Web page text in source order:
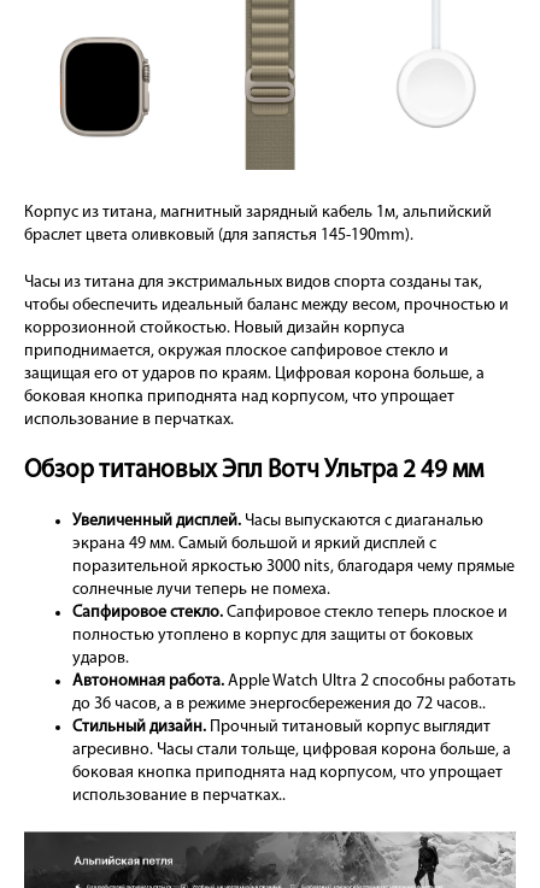
Корпус из титана, магнитный зарядный кабель 1м, альпийский
браслет цвета оливковый (для запястья 145-190mm).
Часы из титана для экстримальных видов спорта созданы так,
чтобы обеспечить идеальный баланс между весом, прочностью и
коррозионной стойкостью. Новый дизайн корпуса
приподнимается, окружая плоское сапфировое стекло и
защищая его от ударов по краям. Цифровая корона больше, а
боковая кнопка приподнята над корпусом, что упрощает
использование в перчатках.
Обзор титановых Эпл Вотч Ультра 2 49 мм
Увеличенный дисплей. Часы выпускаются с диаганалью
экрана 49 мм. Самый большой и яркий дисплей с
поразительной яркостью 3000 nits, благодаря чему прямые
солнечные лучи теперь не помеха.
Сапфировое стекло. Сапфировое стекло теперь плоское и
полностью утоплено в корпус для защиты от боковых
ударов.
Автономная работа. Apple Watch Ultra 2 способны работать
до 36 часов, а в режиме энергосбережения до 72 часов..
Стильный дизайн. Прочный титановый корпус выглядит
агресивно. Часы стали тольще, цифровая корона больше, а
боковая кнопка приподнята над корпусом, что упрощает
использование в перчатках..